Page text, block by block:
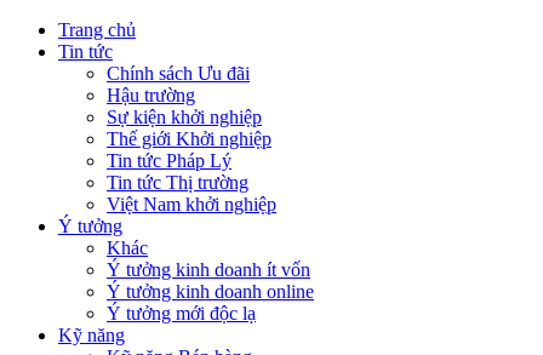
Trang chủ
Tin tức
Chính sách Ưu đãi
Hậu trường
Sự kiện khởi nghiệp
Thế giới Khởi nghiệp
Tin tức Pháp Lý
Tin tức Thị trường
Việt Nam khởi nghiệp
Ý tưởng
Khác
Ý tưởng kinh doanh ít vốn
Ý tưởng kinh doanh online
Ý tưởng mới độc lạ
Kỹ năng